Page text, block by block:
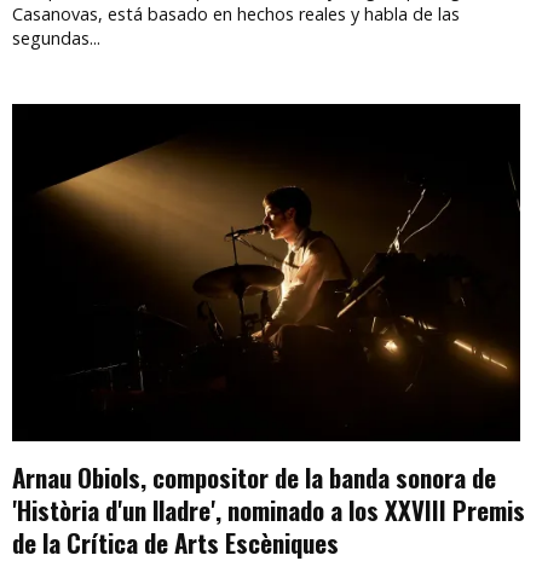
Casanovas, está basado en hechos reales y habla de las
segundas...
Arnau Obiols, compositor de la banda sonora de
'Història d'un lladre', nominado a los XXVIII Premis
de la Crítica de Arts Escèniques